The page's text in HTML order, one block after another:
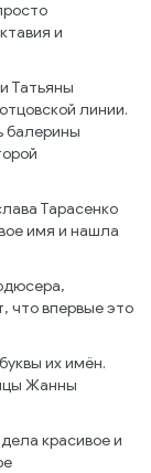
и
Татьяны
линии.
балерины
Тарасенко
имя и нашла
что впервые это
их имён.
Жанны
красивое и